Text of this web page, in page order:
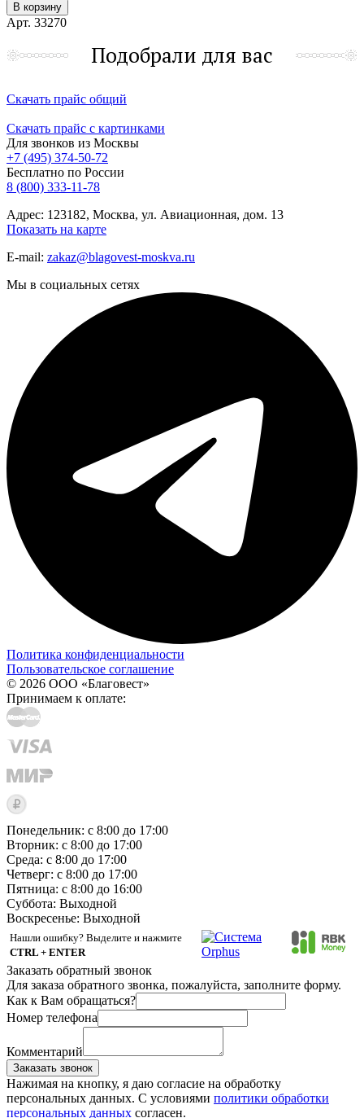
В корзину
Арт. 33270
Подобрали для вас
Скачать прайс общий
Скачать прайс с картинками
Для звонков из Москвы
+7 (495) 374-50-72
Бесплатно по России
8 (800) 333-11-78
Адрес: 123182, Москва, ул. Авиационная, дом. 13
Показать на карте
E-mail: zakaz@blagovest-moskva.ru
Мы в социальных сетях
Политика конфиденциальности
Пользовательское соглашение
© 2026 ООО «Благовест»
Принимаем к оплате:
Понедельник: с 8:00 до 17:00
Вторник: с 8:00 до 17:00
Среда: с 8:00 до 17:00
Четверг: с 8:00 до 17:00
Пятница: с 8:00 до 16:00
Суббота: Выходной
Воскресенье: Выходной
Нашли ошибку? Выделите и нажмите
CTRL + ENTER
Заказать обратный звонок
Для заказа обратного звонка, пожалуйста, заполните форму.
Как к Вам обращаться?
Номер телефона
Комментарий
Заказать звонок
Нажимая на кнопку, я даю согласие на обработку
персональных данных. С условиями политики обработки
персональных данных согласен.